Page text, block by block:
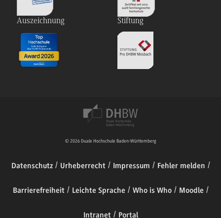
Auszeichnung Stiftung
© 2026 Duale Hochschule Baden-Württemberg
Datenschutz Urheberrecht Impressum Fehler melden
Barrierefreiheit Leichte Sprache Who is Who Moodle
Intranet Portal